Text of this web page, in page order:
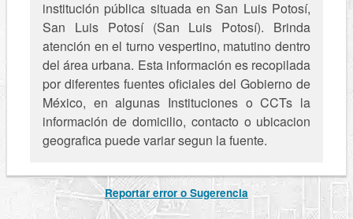
institución pública situada en San Luis Potosí,
San Luis Potosí (San Luis Potosí). Brinda
atención en el turno vespertino, matutino dentro
del área urbana. Esta información es recopilada
por diferentes fuentes oficiales del Gobierno de
México, en algunas Instituciones o CCTs la
información de domicilio, contacto o ubicacion
geografica puede variar segun la fuente.
Reportar error o Sugerencia